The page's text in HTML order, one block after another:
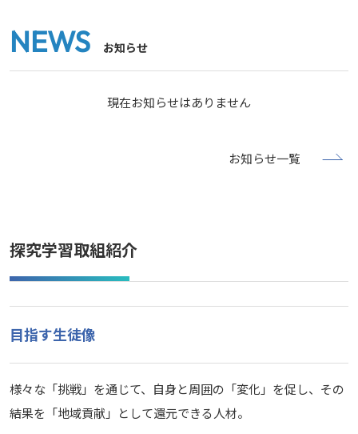
NEWS お知らせ
現在お知らせはありません
お知らせ一覧
探究学習取組紹介
目指す生徒像
様々な「挑戦」を通じて、自身と周囲の「変化」を促し、その
結果を「地域貢献」として還元できる人材。